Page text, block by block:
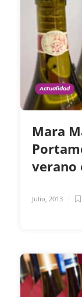
Actualidad
Mara
verano
Julio, 2013